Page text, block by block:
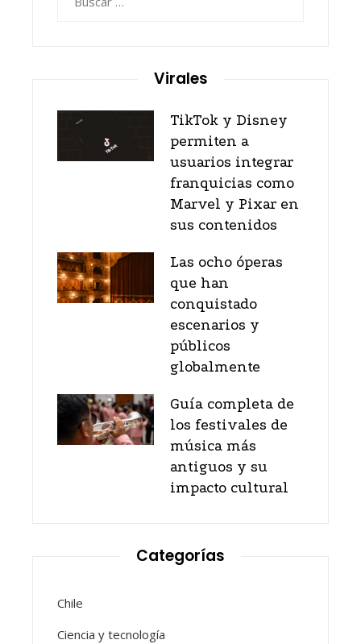
Virales
TikTok y Disney
permiten a
usuarios integrar
franquicias como
Marvel y Pixar en
sus contenidos
Las ocho óperas
que han
conquistado
escenarios y
públicos
globalmente
Guía completa de
los festivales de
música más
antiguos y su
impacto cultural
Categorías
Chile
Ciencia y tecnología